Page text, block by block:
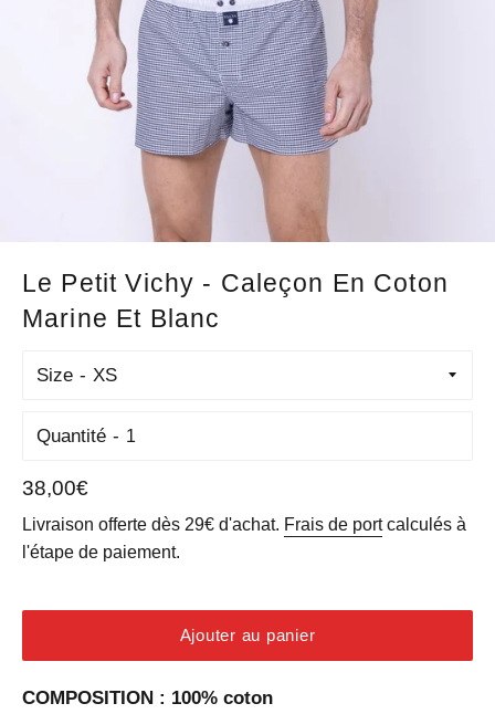
Le Petit Vichy - Caleçon En Coton
Marine Et Blanc
Size
Quantité
Prix
régulier
38,00€
Livraison offerte dès 29€ d'achat. Frais de portcalculés à
l'étape de paiement.
Ajouter au panier
COMPOSITION : 100% coton